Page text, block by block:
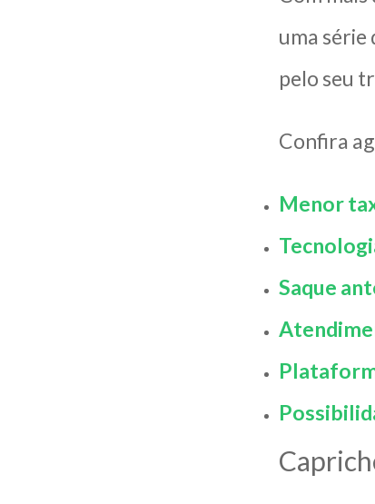
uma
pelo seu
Confira
Menor
Saque